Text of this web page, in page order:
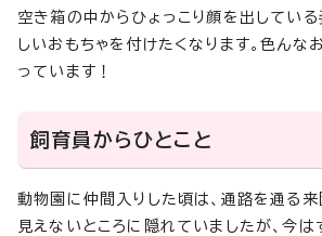
空き箱の中からひょっこり顔を出している
しいおもちゃを付けたくなります。色んな
っています！
飼育員からひとこと
動物園に仲間入りした頃は、通路を通る来
見えないところに隠れていましたが、今